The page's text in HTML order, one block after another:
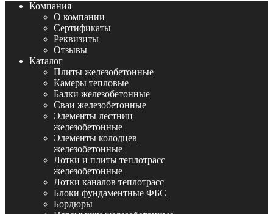
Компания
О компании
Сертификаты
Реквизиты
Отзывы
Каталог
Плиты железобетонные
Камеры тепловые
Балки железобетонные
Сваи железобетонные
Элементы лестниц
железобетонные
Элементы колодцев
железобетонные
Лотки и плиты теплотрасс
железобетонные
Лотки каналов теплотрасс
Блоки фундаментные ФБС
Бордюры